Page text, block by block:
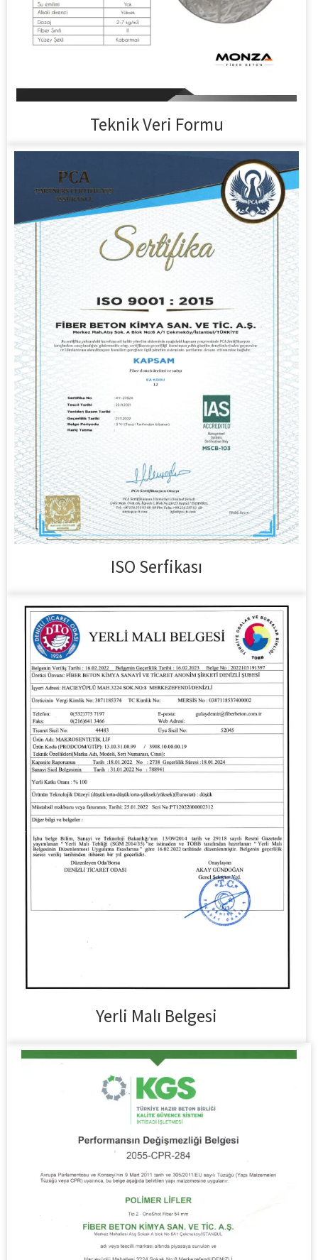
Teknik Veri Formu
ISO Serfikası
Yerli Malı Belgesi